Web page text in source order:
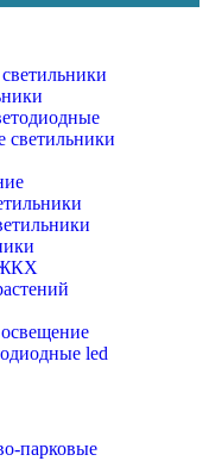
светильники
ЖКХ
led
парковые